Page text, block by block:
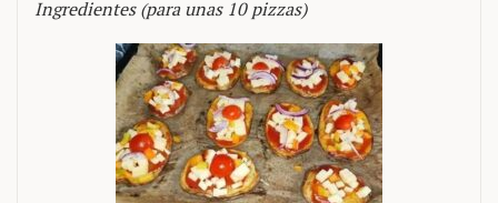
Ingredientes (para unas 10 pizzas)